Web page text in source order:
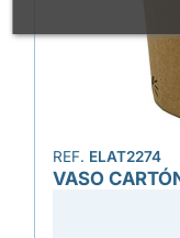
REF. ELAT2274
VASO